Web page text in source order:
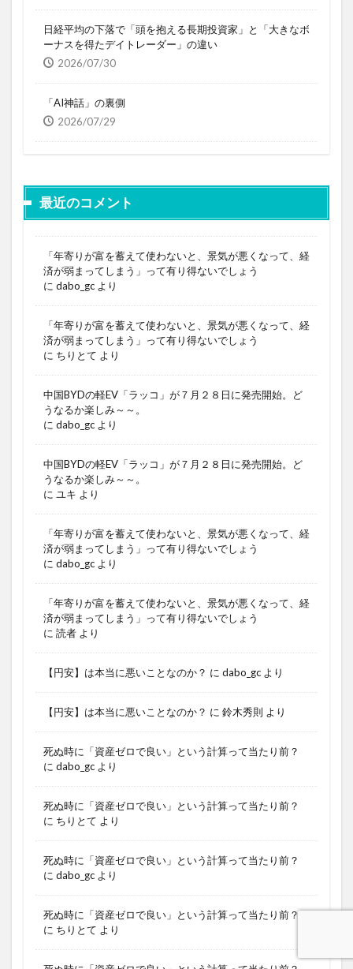
日経平均の下落で「頭を抱える長期投資家」と「大きなボ
ーナスを得たデイトレーダー」の違い
2026/07/30
「AI神話」の裏側
2026/07/29
最近のコメント
「年寄りが富を蓄えて使わないと、景気が悪くなって、経
済が弱まってしまう」って有り得ないでしょう
に dabo_gc より
「年寄りが富を蓄えて使わないと、景気が悪くなって、経
済が弱まってしまう」って有り得ないでしょう
に ちりとて より
中国BYDの軽EV「ラッコ」が７月２８日に発売開始。ど
うなるか楽しみ～～。
に dabo_gc より
中国BYDの軽EV「ラッコ」が７月２８日に発売開始。ど
うなるか楽しみ～～。
に ユキ より
「年寄りが富を蓄えて使わないと、景気が悪くなって、経
済が弱まってしまう」って有り得ないでしょう
に dabo_gc より
「年寄りが富を蓄えて使わないと、景気が悪くなって、経
済が弱まってしまう」って有り得ないでしょう
に 読者 より
【円安】は本当に悪いことなのか？ に dabo_gc より
【円安】は本当に悪いことなのか？ に 鈴木秀則 より
死ぬ時に「資産ゼロで良い」という計算って当たり前？
に dabo_gc より
死ぬ時に「資産ゼロで良い」という計算って当たり前？
に ちりとて より
死ぬ時に「資産ゼロで良い」という計算って当たり前？
に dabo_gc より
死ぬ時に「資産ゼロで良い」という計算って当たり前？
に ちりとて より